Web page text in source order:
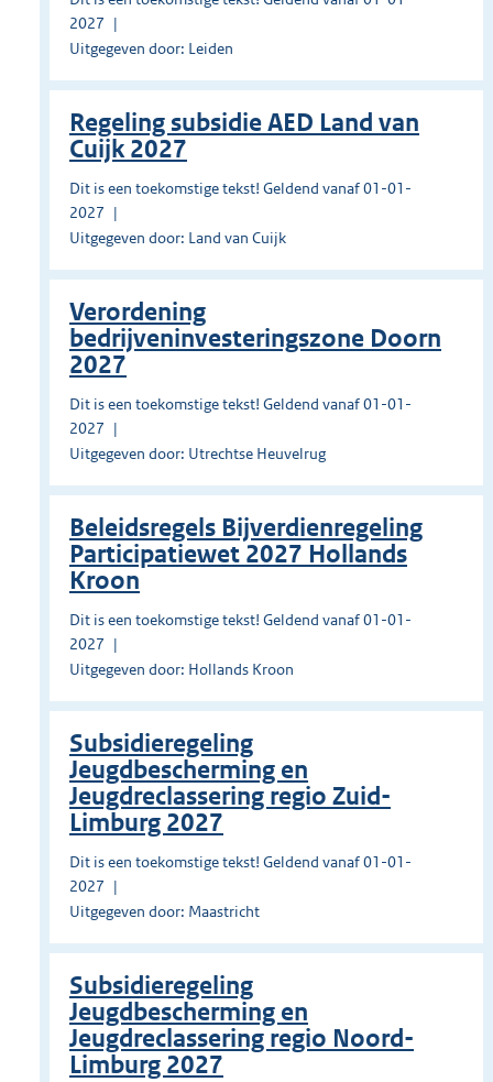
2027
Uitgegeven door: Leiden
Regeling subsidie AED Land van
Cuijk 2027
Dit is een toekomstige tekst! Geldend vanaf 01-01-
2027
Uitgegeven door: Land van Cuijk
Verordening
bedrijveninvesteringszone Doorn
2027
Dit is een toekomstige tekst! Geldend vanaf 01-01-
2027
Uitgegeven door: Utrechtse Heuvelrug
Beleidsregels Bijverdienregeling
Participatiewet 2027 Hollands
Kroon
Dit is een toekomstige tekst! Geldend vanaf 01-01-
2027
Uitgegeven door: Hollands Kroon
Subsidieregeling
Jeugdbescherming en
Jeugdreclassering regio Zuid-
Limburg 2027
Dit is een toekomstige tekst! Geldend vanaf 01-01-
2027
Uitgegeven door: Maastricht
Subsidieregeling
Jeugdbescherming en
Jeugdreclassering regio Noord-
Limburg 2027